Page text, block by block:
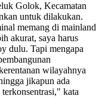
Golok, Kecamatan
untuk dilakukan.
memang di mainland
akurat, saya harus
dulu. Tapi mengapa
wilayahnya
jikapun ada
kata